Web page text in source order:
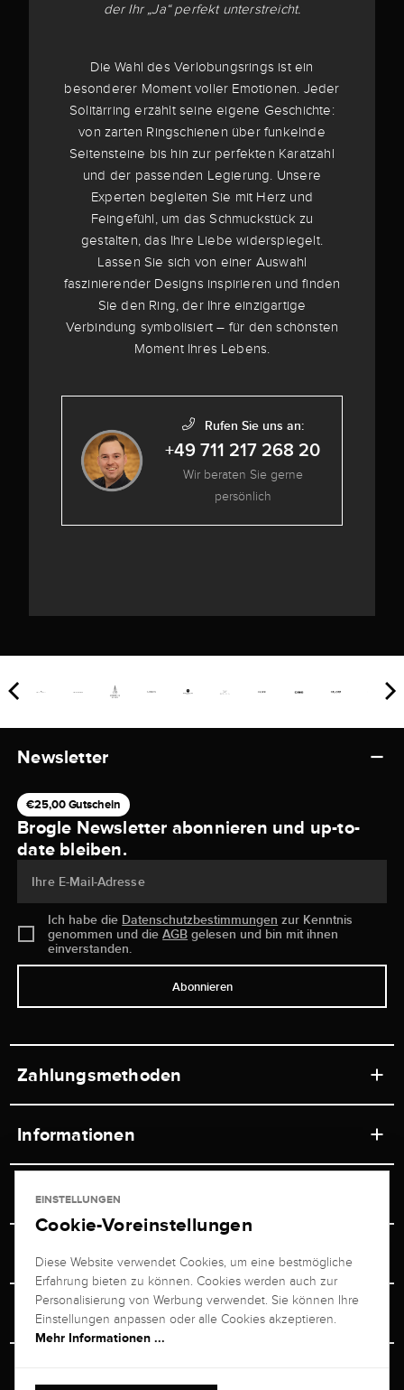
der Ihr „Ja“ perfekt unterstreicht.
Die Wahl des Verlobungsrings ist ein
besonderer Moment voller Emotionen. Jeder
Solitärring erzählt seine eigene Geschichte:
von zarten Ringschienen über funkelnde
Seitensteine bis hin zur perfekten Karatzahl
und der passenden Legierung. Unsere
Experten begleiten Sie mit Herz und
Feingefühl, um das Schmuckstück zu
gestalten, das Ihre Liebe widerspiegelt.
Lassen Sie sich von einer Auswahl
faszinierender Designs inspirieren und finden
Sie den Ring, der Ihre einzigartige
Verbindung symbolisiert – für den schönsten
Moment Ihres Lebens.
Rufen Sie uns an:
+49 711 217 268 20
Wir beraten Sie gerne
persönlich
Newsletter
€25,00 Gutschein
Brogle Newsletter abonnieren und up-to-
date bleiben.
Ihre E-Mail-Adresse
Ich habe die Datenschutzbestimmungen zur Kenntnis
genommen und dieAGB gelesen und bin mit ihnen
einverstanden.
Abonnieren
Zahlungsmethoden
Informationen
Ladengeschäft
Versand & Zahlung
Ratgeber
Service
Newsletterabmeldung
Retouren-Service
Vertrag Widerrufen
Juwelier Brogle
Über uns
Unternehmen
Persönlicher Berater
EINSTELLUNGEN
Cookie-Voreinstellungen
Diese Website verwendet Cookies, um eine bestmögliche
Erfahrung bieten zu können. Cookies werden auch zur
Personalisierung von Werbung verwendet. Sie können Ihre
Einstellungen anpassen oder alle Cookies akzeptieren.
Mehr Informationen ...